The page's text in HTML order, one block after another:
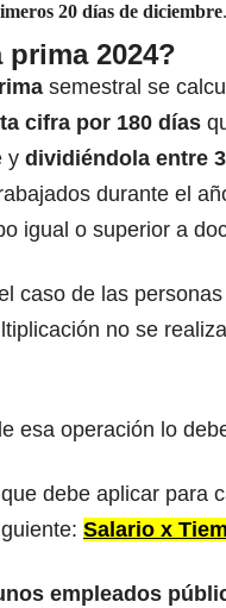
20 días de diciembre.
2024?
semestral se
cifra por 180 días
y dividiéndola entre
durante el
igual o superior a
caso de las
no se
esa operación lo
debe aplicar para
Salario x
empleados